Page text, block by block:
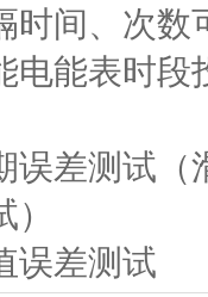
时间、次数
电能表时段
误差测试（
误差测试